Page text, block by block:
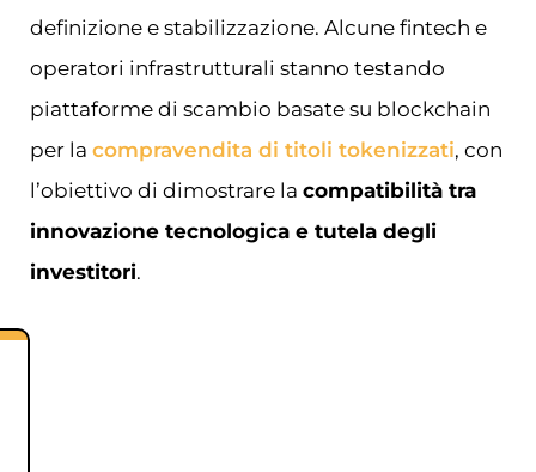
definizione e stabilizzazione. Alcune fintech e
operatori infrastrutturali stanno testando
piattaforme di scambio basate su blockchain
per la compravendita di titoli tokenizzati, con
l’obiettivo di dimostrare la compatibilità tra
innovazione tecnologica e tutela degli
investitori.